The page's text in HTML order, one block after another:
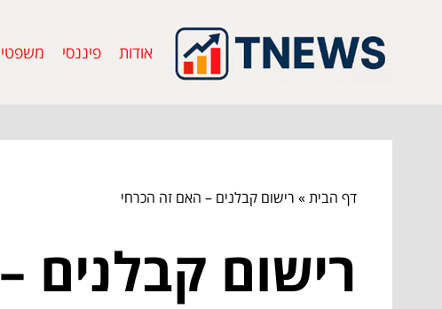
אודות פיננסי משפטי
דף הבית» רישום קבלנים – האם זה הכרחי
רישום קבלנים